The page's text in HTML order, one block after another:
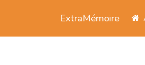
ExtraMémoire